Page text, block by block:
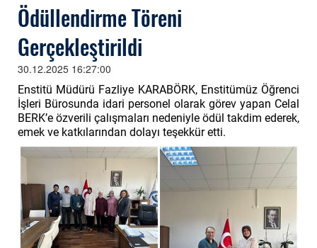
Ödüllendirme Töreni
Gerçekleştirildi
30.12.2025 16:27:00
Enstitü Müdürü Fazliye KARABÖRK, Enstitümüz Öğrenci
İşleri Bürosunda idari personel olarak görev yapan Celal
BERK’e özverili çalışmaları nedeniyle ödül takdim ederek,
emek ve katkılarından dolayı teşekkür etti.